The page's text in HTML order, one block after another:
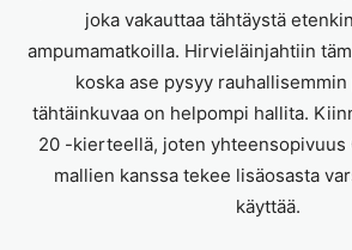
joka vakauttaa tähtäystä
ampumamatkoilla. Hirvieläinjahtiin
koska ase pysyy
tähtäinkuvaa on helpompi hallita.
20 -kierteellä, joten yhteensopivuus
mallien kanssa tekee lisäosasta
käyttää.